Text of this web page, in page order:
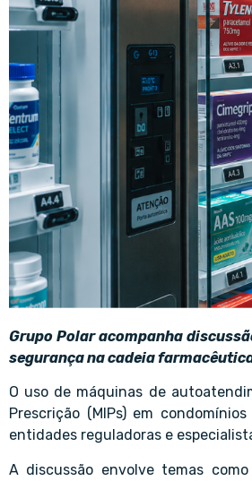
Grupo Polar acompanha
segurança na cadeia
O uso de máquinas de
Prescrição (MIPs) em
entidades reguladoras e
A discussão envolve temas